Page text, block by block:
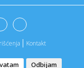
Odbijam
VIDEO
Kontakt